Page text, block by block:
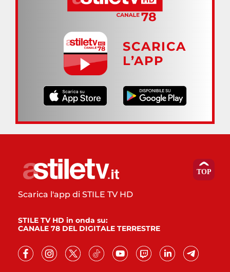
SCARICA
L’APP
Scarica l'app di STILE TV HD
STILE TV HD in onda su:
CANALE 78 DEL DIGITALE TERRESTRE